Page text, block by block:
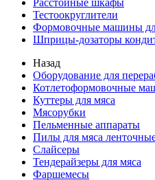
Расстойные шкафы
Тестоокруглители
Формовочные машины
Шприцы-дозаторы
Назад
Оборудование для
Котлетоформовочные
Куттеры для мяса
Мясорубки
Пельменные аппараты
Пилы для мяса
Слайсеры
Тендерайзеры для мяса
Фаршемесы